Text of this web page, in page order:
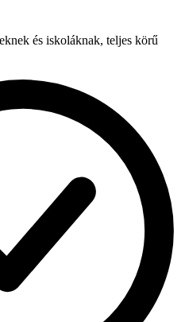
és iskoláknak, teljes körű